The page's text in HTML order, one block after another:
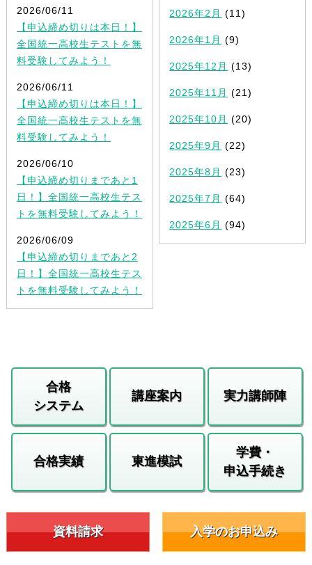
2026/06/11
【申込締め切りは本日！】
全国統一高校生テストを無
料受験してみよう！
2026/06/11
【申込締め切りは本日！】
全国統一高校生テストを無
料受験してみよう！
2026/06/10
【申込締め切りまであと1
日！】全国統一高校生テス
トを無料受験してみよう！
2026/06/09
【申込締め切りまであと2
日！】全国統一高校生テス
トを無料受験してみよう！
2026年2月 (11)
2026年1月 (9)
2025年12月 (13)
2025年11月 (21)
2025年10月 (20)
2025年9月 (22)
2025年8月 (23)
2025年7月 (64)
2025年6月 (94)
合格
システム
講座案内 実力講師陣
合格実績 東進模試
学費・
申込手続き
資料請求 入学のお申込み